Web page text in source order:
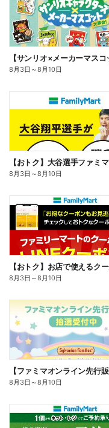
8月3日 ～8月10日
8月3日 ～8月10日
8月3日 ～8月10日
8月3日 ～8月10日